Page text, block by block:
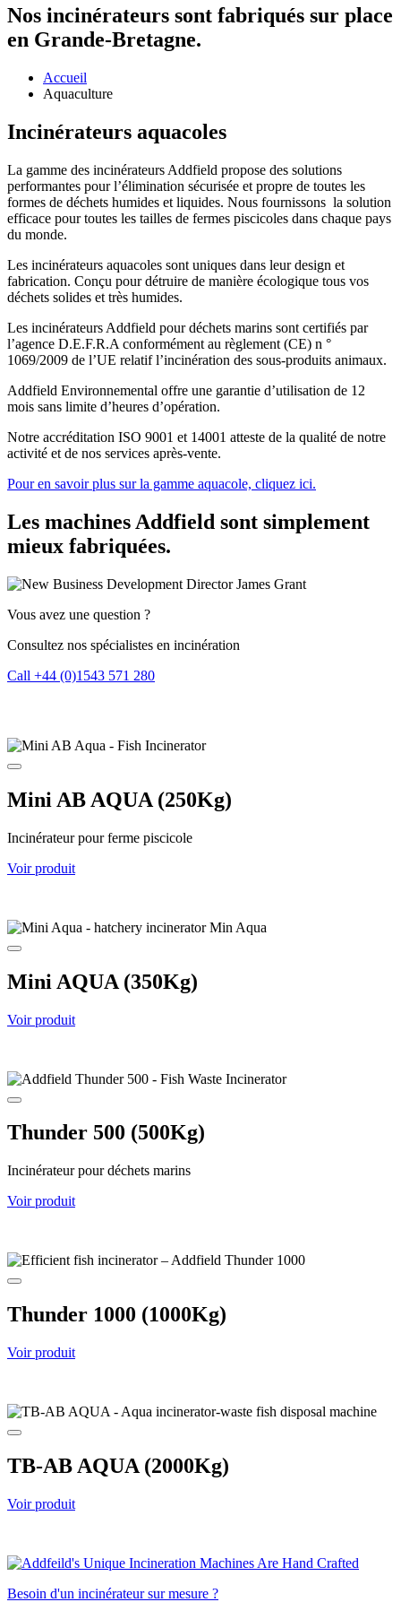
Nos incinérateurs sont fabriqués sur place
en Grande-Bretagne.
Accueil
Aquaculture
Incinérateurs aquacoles
La gamme des incinérateurs Addfield propose des solutions
performantes pour l’élimination sécurisée et propre de toutes les
formes de déchets humides et liquides. Nous fournissons la solution
efficace pour toutes les tailles de fermes piscicoles dans chaque pays
du monde.
Les incinérateurs aquacoles sont uniques dans leur design et
fabrication. Conçu pour détruire de manière écologique tous vos
déchets solides et très humides.
Les incinérateurs Addfield pour déchets marins sont certifiés par
l’agence D.E.F.R.A conformément au règlement (CE) n °
1069/2009 de l’UE relatif l’incinération des sous-produits animaux.
Addfield Environnemental offre une garantie d’utilisation de 12
mois sans limite d’heures d’opération.
Notre accréditation ISO 9001 et 14001 atteste de la qualité de notre
activité et de nos services après-vente.
Pour en savoir plus sur la gamme aquacole, cliquez ici.
Les machines Addfield sont simplement
mieux fabriquées.
Vous avez une question ?
Consultez nos spécialistes en incinération
Call +44 (0)1543 571 280
Mini AB AQUA (250Kg)
Incinérateur pour ferme piscicole
Voir produit
Mini AQUA (350Kg)
Voir produit
Thunder 500 (500Kg)
Incinérateur pour déchets marins
Voir produit
Thunder 1000 (1000Kg)
Voir produit
TB-AB AQUA (2000Kg)
Voir produit
Besoin d'un incinérateur sur mesure ?